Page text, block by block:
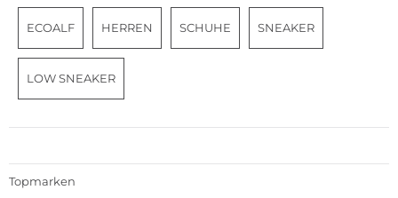
ECOALF HERREN SCHUHE SNEAKER
LOW SNEAKER
Topmarken